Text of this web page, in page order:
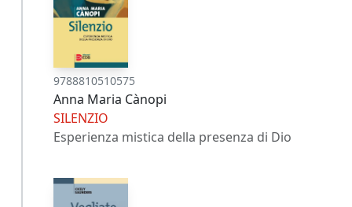
9788810510575
Anna Maria Cànopi
SILENZIO
Esperienza mistica della presenza di Dio